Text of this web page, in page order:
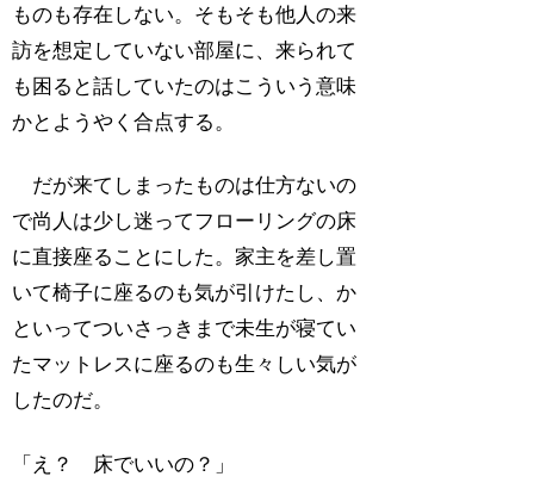
ものも存在しない。そもそも他人の来
訪を想定していない部屋に、来られて
も困ると話していたのはこういう意味
かとようやく合点する。
だが来てしまったものは仕方ないの
で尚人は少し迷ってフローリングの床
に直接座ることにした。家主を差し置
いて椅子に座るのも気が引けたし、か
といってついさっきまで未生が寝てい
たマットレスに座るのも生々しい気が
したのだ。
「え？ 床でいいの？」